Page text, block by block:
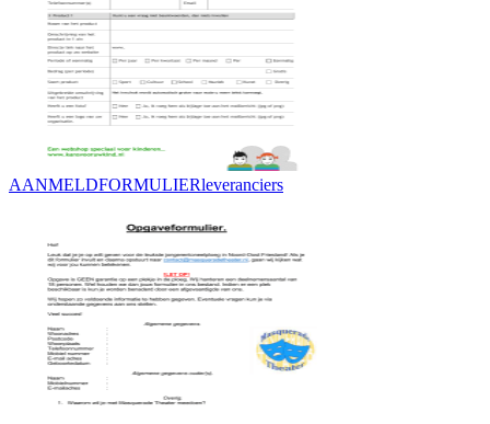
AANMELDFORMULIERleveranciers